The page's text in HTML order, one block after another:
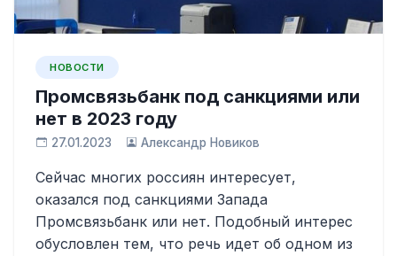
НОВОСТИ
Промсвязьбанк под санкциями или
нет в 2023 году
27.01.2023 Александр Новиков
Сейчас многих россиян интересует,
оказался под санкциями Запада
Промсвязьбанк или нет. Подобный интерес
обусловлен тем, что речь идет об одном из